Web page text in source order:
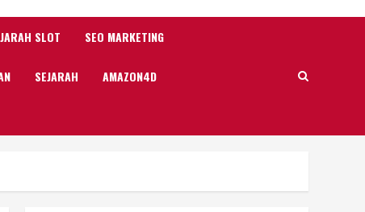
SLOT SEO MARKETING
SEJARAH AMAZON4D